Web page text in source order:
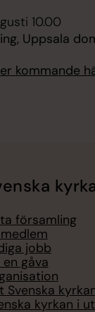
10.00
Uppsala
kommande
församling
jobb
en gåva
Svenska
kyrkan i